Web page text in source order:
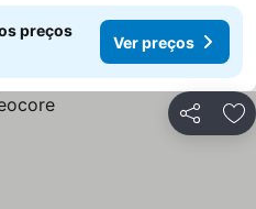
preços
Ver preços
Partilhar